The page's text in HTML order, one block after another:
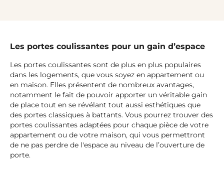
Les portes coulissantes pour un gain d’espace
Les portes coulissantes sont de plus en plus populaires
dans les logements, que vous soyez en appartement ou
en maison. Elles présentent de nombreux avantages,
notamment le fait de pouvoir apporter un véritable gain
de place tout en se révélant tout aussi esthétiques que
des portes classiques à battants. Vous pourrez trouver des
portes coulissantes adaptées pour chaque pièce de votre
appartement ou de votre maison, qui vous permettront
de ne pas perdre de l'espace au niveau de l’ouverture de
porte.